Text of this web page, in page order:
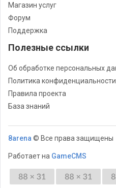
Магазин услуг
Форум
Поддержка
Полезные ссылки
Об обработке персональных
Политика конфиденциальности
Правила проекта
База знаний
8arena © Все права защищены
Работает на GameCMS